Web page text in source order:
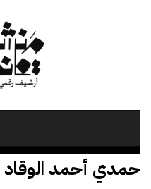
حمدي أحمد الوقاد